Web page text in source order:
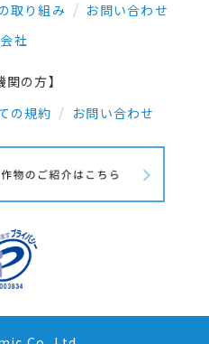
取り組み
お問い合わせ
社
関の方】
の規約
お問い合わせ